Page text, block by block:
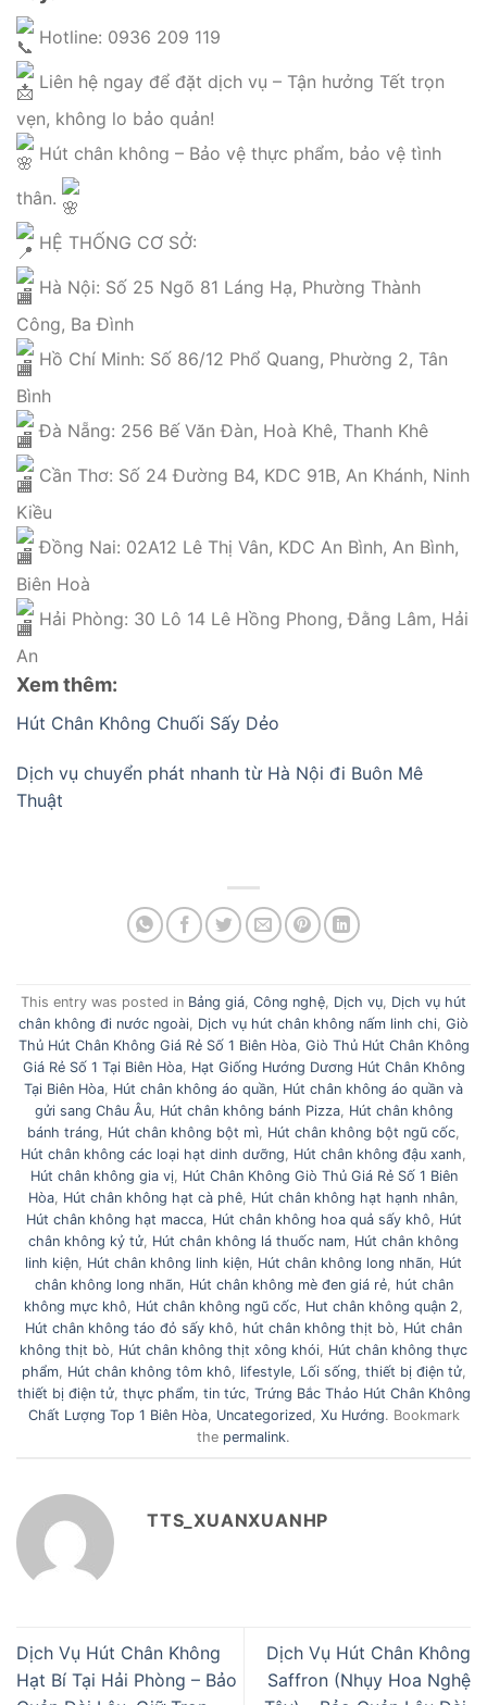
Hotline: 0936 209 119
Liên hệ ngay để đặt dịch vụ – Tận hưởng Tết trọn
vẹn, không lo bảo quản!
Hút chân không – Bảo vệ thực phẩm, bảo vệ tình
thân.
HỆ THỐNG CƠ SỞ:
Hà Nội: Số 25 Ngõ 81 Láng Hạ, Phường Thành
Công, Ba Đình
Hồ Chí Minh: Số 86/12 Phổ Quang, Phường 2, Tân
Bình
Đà Nẵng: 256 Bế Văn Đàn, Hoà Khê, Thanh Khê
Cần Thơ: Số 24 Đường B4, KDC 91B, An Khánh, Ninh
Kiều
Đồng Nai: 02A12 Lê Thị Vân, KDC An Bình, An Bình,
Biên Hoà
Hải Phòng: 30 Lô 14 Lê Hồng Phong, Đằng Lâm, Hải
An
Xem thêm:
Hút Chân Không Chuối Sấy Dẻo
Dịch vụ chuyển phát nhanh từ Hà Nội đi Buôn Mê
Thuật
This entry was posted in Bảng giá Công nghệ Dịch vụ Dịch vụ hút
chân không đi nước ngoài Dịch vụ hút chân không nấm linh chi Giò
Thủ Hút Chân Không Giá Rẻ Số 1 Biên Hòa, Giò Thủ Hút Chân Không
Giá Rẻ Số 1 Tại Biên Hòa, Hạt Giống Hướng Dương Hút Chân Không
Tại Biên Hòa Hút chân không áo quần Hút chân không áo quần và
gửi sang Châu Âu, Hút chân không bánh Pizza, Hút chân không
bánh tráng
Hút chân không bột mì Hút chân không bột ngũ cốc
Hút chân không các loại hạt dinh dưỡng
Hút chân không đậu xanh
Hút chân không gia vị, Hút Chân Không Giò Thủ Giá Rẻ Số 1 Biên
Hòa Hút chân không hạt cà phê Hút chân không hạt hạnh nhân
Hút chân không hạt macca, Hút chân không hoa quả sấy khô
Hút
chân không kỷ tử Hút chân không lá thuốc nam Hút chân không
linh kiện Hút chân không linh kiện Hút chân không long nhãn Hút
chân không long nhãn, Hút chân không mè đen giá rẻ, hút chân
không mực khô
Hút chân không ngũ cốc Hut chân không quận 2
Hút chân không táo đỏ sấy khô
hút chân không thịt bò
Hút chân
không thịt bò
Hút chân không thịt xông khói Hút chân không thực
phẩm, Hút chân không tôm khô lifestyle, Lối sống thiết bị điện tử,
thiết bị điện tử, thực phẩm, tin tức, Trứng Bắc Thảo Hút Chân Không
Chất Lượng Top 1 Biên Hòa, Uncategorized Xu Hướng. Bookmark
the permalink.
TTS_XUANXUANHP
Dịch Vụ Hút Chân Không
Hạt Bí Tại Hải Phòng – Bảo
Dịch Vụ Hút Chân Không
Saffron (Nhụy Hoa Nghệ